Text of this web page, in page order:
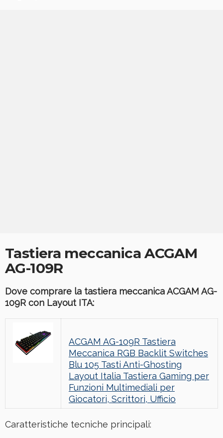
Tastiera meccanica ACGAM
AG-109R
Dove comprare la tastiera meccanica ACGAM AG-
109R con Layout ITA:
ACGAM AG-109R Tastiera
Meccanica RGB Backlit Switches
Blu 105 Tasti Anti-Ghosting
Layout Italia Tastiera Gaming per
Funzioni Multimediali per
Giocatori, Scrittori, Ufficio
Caratteristiche tecniche principali: